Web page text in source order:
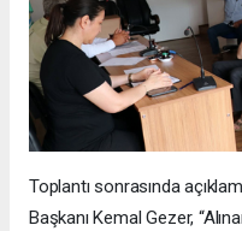
Toplantı sonrasında
Başkanı Kemal Gezer,